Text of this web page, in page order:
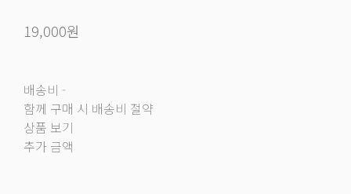
19,000원
배송비 -
함께 구매 시 배송비 절약
상품 보기
추가 금액